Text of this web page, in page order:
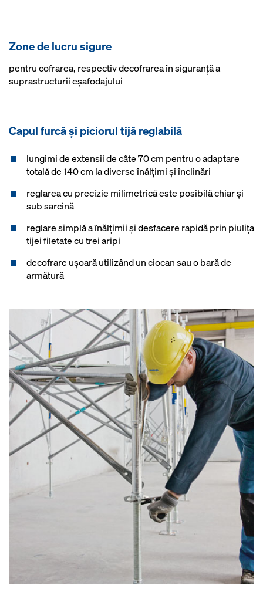
Zone de lucru sigure
pentru cofrarea, respectiv decofrarea în siguranță a
suprastructurii eșafodajului
Capul furcă şi piciorul tijă reglabilă
lungimi de extensii de câte 70 cm pentru o adaptare
totală de 140 cm la diverse înălțimi și înclinări
reglarea cu precizie milimetrică este posibilă chiar şi
sub sarcină
reglare simplă a înălţimii şi desfacere rapidă prin piuliţa
tijei filetate cu trei aripi
decofrare ușoară utilizând un ciocan sau o bară de
armătură